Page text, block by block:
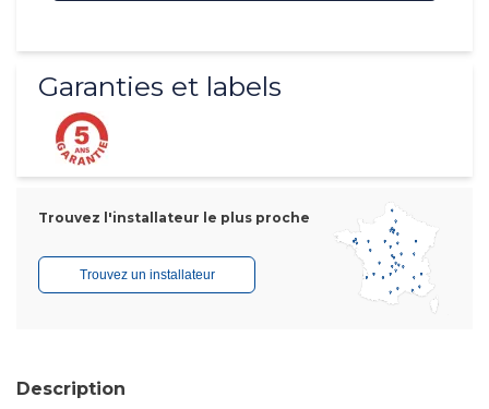
Garanties et labels
Trouvez l'installateur le plus proche
Trouvez un installateur
Description